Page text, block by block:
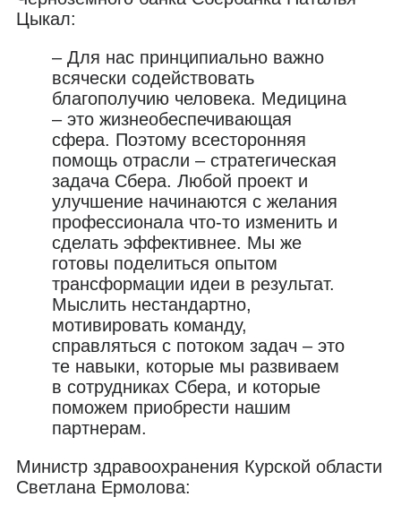
Цыкал:
– Для нас принципиально важно
всячески содействовать
благополучию человека. Медицина
– это жизнеобеспечивающая
сфера. Поэтому всесторонняя
помощь отрасли – стратегическая
задача Сбера. Любой проект и
улучшение начинаются с желания
профессионала что-то изменить и
сделать эффективнее. Мы же
готовы поделиться опытом
трансформации идеи в результат.
Мыслить нестандартно,
мотивировать команду,
справляться с потоком задач – это
те навыки, которые мы развиваем
в сотрудниках Сбера, и которые
поможем приобрести нашим
партнерам.
Министр здравоохранения Курской области
Светлана Ермолова: